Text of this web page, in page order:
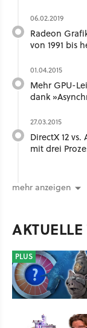
06.02.2019
Radeon
von 1991 bis
01.04.2015
Mehr GPU-
dank
27.03.2015
DirectX 12
mit drei
mehr anzeigen
AKTUELLE
PLUS